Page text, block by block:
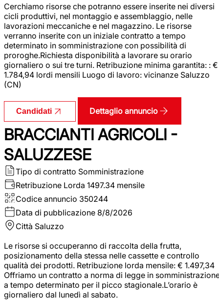
Cerchiamo risorse che potranno essere inserite nei diversi
cicli produttivi, nel montaggio e assemblaggio, nelle
lavorazioni meccaniche e nel magazzino. Le risorse
verranno inserite con un iniziale contratto a tempo
determinato in somministrazione con possibilità di
proroghe.Richiesta disponibilità a lavorare su orario
giornaliero o sui tre turni. Retribuzione minima garantita: : €
1.784,94 lordi mensili Luogo di lavoro: vicinanze Saluzzo
(CN)
Candidati Dettaglio annuncio
BRACCIANTI AGRICOLI -
SALUZZESE
Tipo di contratto Somministrazione
Retribuzione Lorda 1497.34 mensile
Codice annuncio 350244
Data di pubblicazione 8/8/2026
Città Saluzzo
Le risorse si occuperanno di raccolta della frutta,
posizionamento della stessa nelle cassette e controllo
qualità dei prodotti. Retribuzione lorda mensile: € 1.497,34
Offriamo un contratto a norma di legge in
a tempo determinato per il picco stagionale.L’orario è
giornaliero dal lunedì al sabato.